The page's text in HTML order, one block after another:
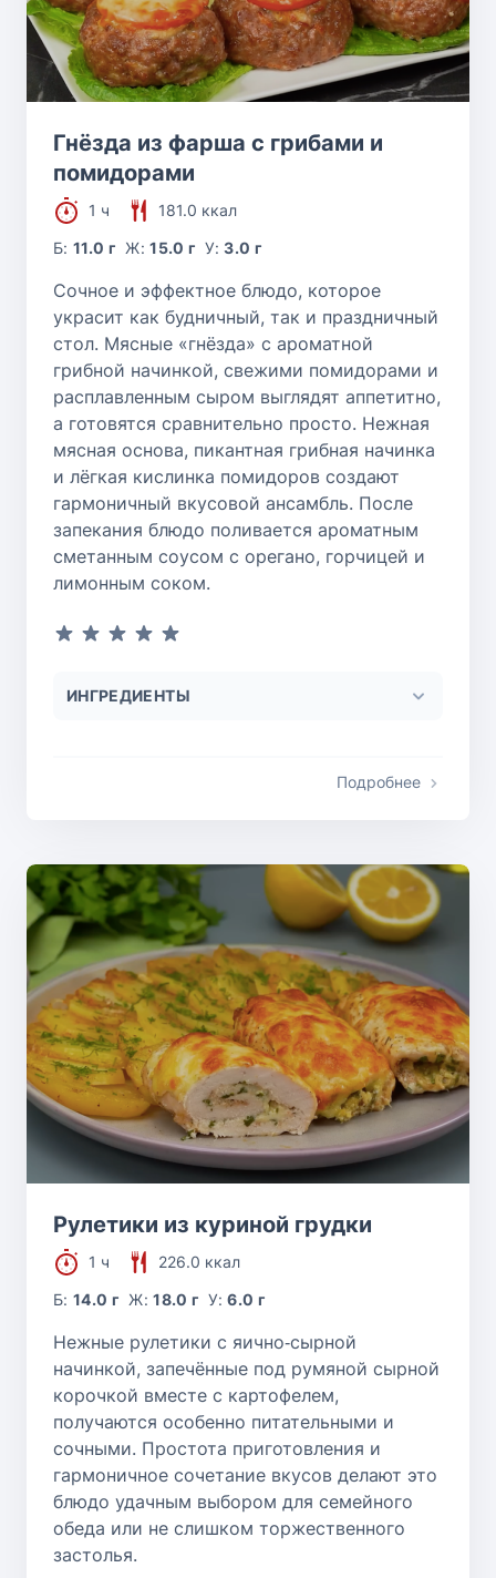
Гнёзда из фарша с грибами и
помидорами
1 ч
181.0 ккал
Б:11.0 г Ж:15.0 г У:3.0 г
Сочное и эффектное блюдо, которое
украсит как будничный, так и праздничный
стол. Мясные «гнёзда» с ароматной
грибной начинкой, свежими помидорами и
расплавленным сыром выглядят аппетитно,
а готовятся сравнительно просто. Нежная
мясная основа, пикантная грибная начинка
и лёгкая кислинка помидоров создают
гармоничный вкусовой ансамбль. После
запекания блюдо поливается ароматным
сметанным соусом с орегано, горчицей и
лимонным соком.
ИНГРЕДИЕНТЫ
Подробнее
Рулетики из куриной грудки
1 ч
226.0 ккал
Б:14.0 г Ж:18.0 г У:6.0 г
Нежные рулетики с яично‑сырной
начинкой, запечённые под румяной сырной
корочкой вместе с картофелем,
получаются особенно питательными и
сочными. Простота приготовления и
гармоничное сочетание вкусов делают это
блюдо удачным выбором для семейного
обеда или не слишком торжественного
застолья.